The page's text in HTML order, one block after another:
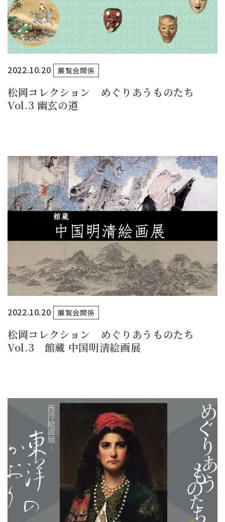
2022.10.20 展覧会関係
松岡コレクション めぐりあうものたち
Vol.3 幽玄の道
2022.10.20 展覧会関係
松岡コレクション めぐりあうものたち
Vol.3 館蔵 中国明清絵画展